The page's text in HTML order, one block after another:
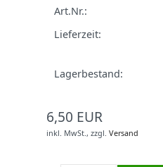
Art.Nr.:
Lieferzeit:
Lagerbestand:
6,50 EUR
inkl. MwSt., zzgl. Versand